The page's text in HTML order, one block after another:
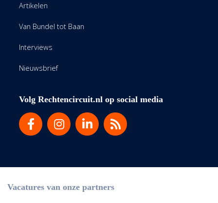
Artikelen
Van Bundel tot Baan
Interviews
Nieuwsbrief
Volg Rechtencircuit.nl op social media
Vacatures van onze partners